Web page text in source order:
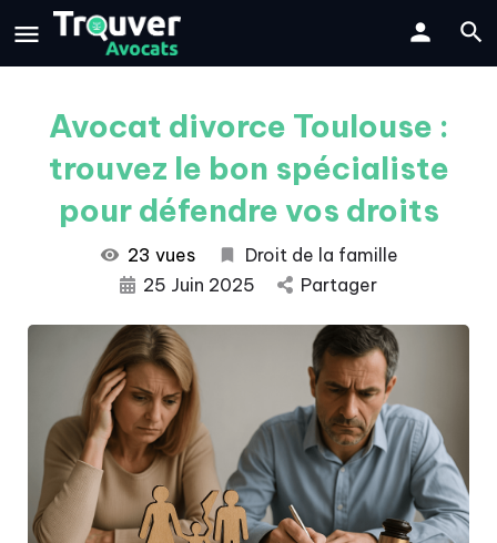
Avocat divorce Toulouse :
trouvez le bon spécialiste
pour défendre vos droits
23 vues
Droit de la famille
25 Juin 2025
Partager